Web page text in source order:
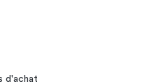
d'achat